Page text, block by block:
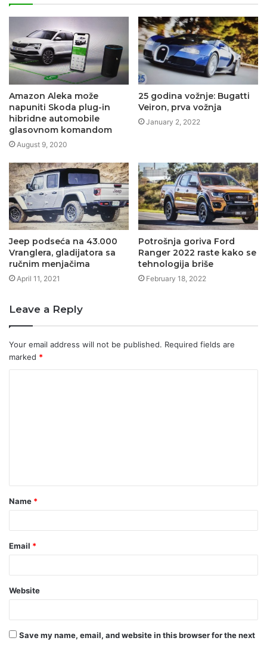
Amazon Aleka može
napuniti Skoda plug-in
hibridne automobile
glasovnom komandom
August 9, 2020
25 godina vožnje: Bugatti
Veiron, prva vožnja
January 2, 2022
Jeep podseća na 43.000
Vranglera, gladijatora sa
ručnim menjačima
April 11, 2021
Potrošnja goriva Ford
Ranger 2022 raste kako se
tehnologija briše
February 18, 2022
Leave a Reply
Your email address will not be published. Required fields are
marked *
t
*
Name *
Email *
Website
Save my name, email, and website in this browser for the next